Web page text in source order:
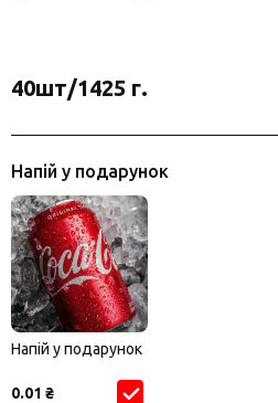
40шт/1425 г.
Напій у подарунок
Напій у подарунок
0.01 ₴